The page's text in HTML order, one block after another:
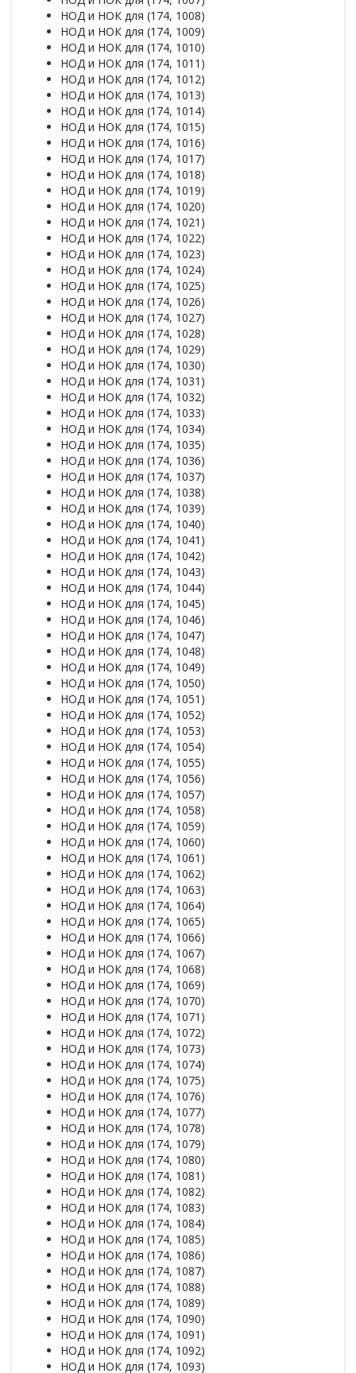
НОД и НОК для (174, 1008)
НОД и НОК для (174, 1009)
НОД и НОК для (174, 1010)
НОД и НОК для (174, 1011)
НОД и НОК для (174, 1012)
НОД и НОК для (174, 1013)
НОД и НОК для (174, 1014)
НОД и НОК для (174, 1015)
НОД и НОК для (174, 1016)
НОД и НОК для (174, 1017)
НОД и НОК для (174, 1018)
НОД и НОК для (174, 1019)
НОД и НОК для (174, 1020)
НОД и НОК для (174, 1021)
НОД и НОК для (174, 1022)
НОД и НОК для (174, 1023)
НОД и НОК для (174, 1024)
НОД и НОК для (174, 1025)
НОД и НОК для (174, 1026)
НОД и НОК для (174, 1027)
НОД и НОК для (174, 1028)
НОД и НОК для (174, 1029)
НОД и НОК для (174, 1030)
НОД и НОК для (174, 1031)
НОД и НОК для (174, 1032)
НОД и НОК для (174, 1033)
НОД и НОК для (174, 1034)
НОД и НОК для (174, 1035)
НОД и НОК для (174, 1036)
НОД и НОК для (174, 1037)
НОД и НОК для (174, 1038)
НОД и НОК для (174, 1039)
НОД и НОК для (174, 1040)
НОД и НОК для (174, 1041)
НОД и НОК для (174, 1042)
НОД и НОК для (174, 1043)
НОД и НОК для (174, 1044)
НОД и НОК для (174, 1045)
НОД и НОК для (174, 1046)
НОД и НОК для (174, 1047)
НОД и НОК для (174, 1048)
НОД и НОК для (174, 1049)
НОД и НОК для (174, 1050)
НОД и НОК для (174, 1051)
НОД и НОК для (174, 1052)
НОД и НОК для (174, 1053)
НОД и НОК для (174, 1054)
НОД и НОК для (174, 1055)
НОД и НОК для (174, 1056)
НОД и НОК для (174, 1057)
НОД и НОК для (174, 1058)
НОД и НОК для (174, 1059)
НОД и НОК для (174, 1060)
НОД и НОК для (174, 1061)
НОД и НОК для (174, 1062)
НОД и НОК для (174, 1063)
НОД и НОК для (174, 1064)
НОД и НОК для (174, 1065)
НОД и НОК для (174, 1066)
НОД и НОК для (174, 1067)
НОД и НОК для (174, 1068)
НОД и НОК для (174, 1069)
НОД и НОК для (174, 1070)
НОД и НОК для (174, 1071)
НОД и НОК для (174, 1072)
НОД и НОК для (174, 1073)
НОД и НОК для (174, 1074)
НОД и НОК для (174, 1075)
НОД и НОК для (174, 1076)
НОД и НОК для (174, 1077)
НОД и НОК для (174, 1078)
НОД и НОК для (174, 1079)
НОД и НОК для (174, 1080)
НОД и НОК для (174, 1081)
НОД и НОК для (174, 1082)
НОД и НОК для (174, 1083)
НОД и НОК для (174, 1084)
НОД и НОК для (174, 1085)
НОД и НОК для (174, 1086)
НОД и НОК для (174, 1087)
НОД и НОК для (174, 1088)
НОД и НОК для (174, 1089)
НОД и НОК для (174, 1090)
НОД и НОК для (174, 1091)
НОД и НОК для (174, 1092)
НОД и НОК для (174, 1093)